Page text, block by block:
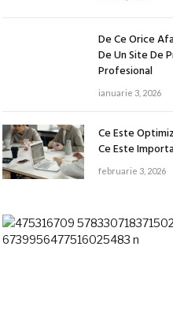
De Ce Orice
De Un Site De
Profesional
ianuarie 3, 2026
Ce Este
Ce Este
februarie 3, 2026